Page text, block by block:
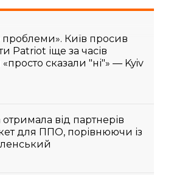
Київ просив
Patriot іще за часів
сказали "ні"» — Kyiv
отримала від партнерів
для ППО, порівнюючи із